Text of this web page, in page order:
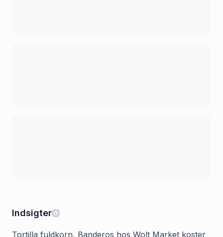
Indsigter
Tortilla fuldkorn, Banderos hos Wolt Market koster